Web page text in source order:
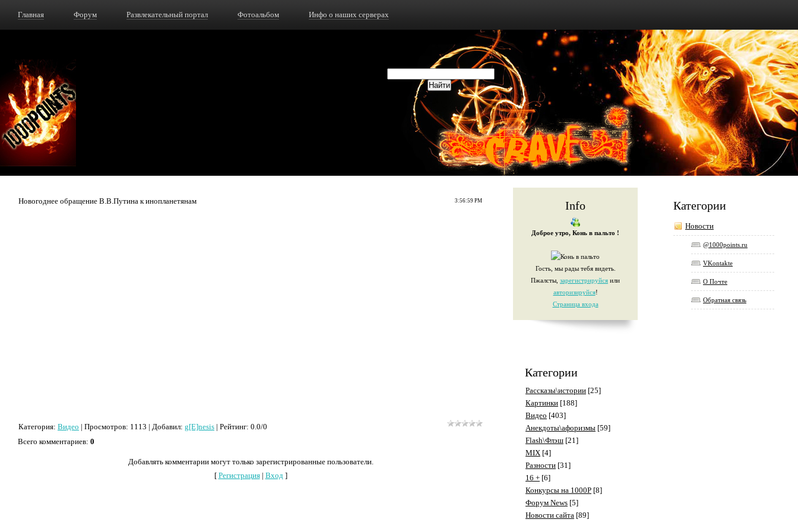
Главная Форум Развлекательный портал Фотоальбом Инфо о наших серверах
3:56:59 PM
Новогоднее обращение В.В.Путина к инопланетянам
Категория: Видео | Просмотров: 1113 | Добавил: g[E]nesis | Рейтинг: 0.0/0
Всего комментариев: 0
Добавлять комментарии могут только зарегистрированные пользователи.
[ Регистрация| Вход]
Info
Доброе утро, Конь в пальто !
Гость, мы рады тебя видеть.
Пжалсты, зарегистрируйся или
авторизируйся!
Страница входа
Категории
Рассказы\истории [25]
Картинки [188]
Видео [403]
Анекдоты\афоризмы [59]
Flash\Флэш [21]
MIX [4]
Разности [31]
16 + [6]
Конкурсы на 1000P [8]
Форум News [5]
Новости сайта [89]
Категории
Новости
@1000points.ru
VKontakte
О Почте
Обратная связь